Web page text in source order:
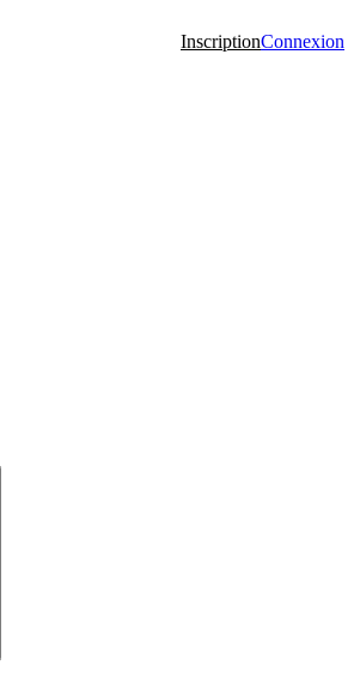
InscriptionConnexion